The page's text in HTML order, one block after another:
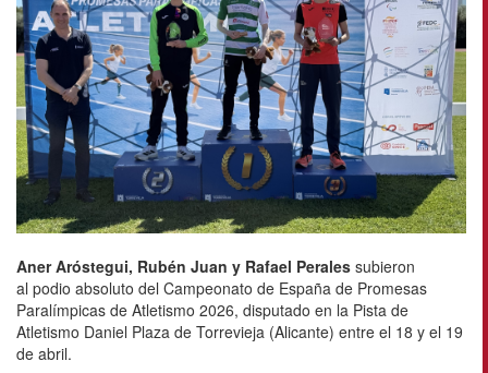
Aner Aróstegui, Rubén Juan y Rafael Perales subieron
al podio absoluto del Campeonato de España de Promesas
Paralímpicas de Atletismo 2026, disputado en la Pista de
Atletismo Daniel Plaza de Torrevieja (Alicante) entre el 18 y el 19
de abril.